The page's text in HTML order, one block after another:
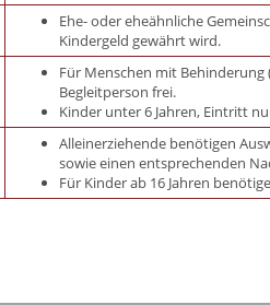
Ehe- oder eheähnliche
Kindergeld gewährt wird.
Für Menschen mit Behinderung
Begleitperson frei.
Kinder unter 6 Jahren, Eintritt
Alleinerziehende benötigen
sowie einen entsprechenden
Für Kinder ab 16 Jahren